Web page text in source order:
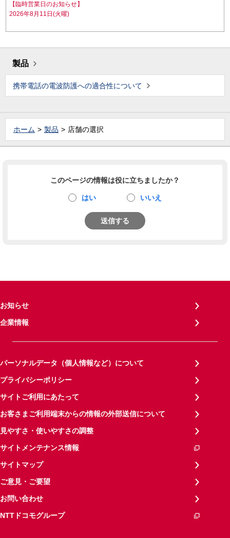
【臨時営業日のお知らせ】
2026年8月11日(火曜)
製品
携帯電話の電波防護への適合性について
ホーム 製品 店舗の選択
このページの情報は役に立ちましたか？
はい いいえ
送信する
お知らせ
企業情報
パーソナルデータ（個人情報など）について
プライバシーポリシー
サイトご利用にあたって
お客さまご利用端末からの情報の外部送信について
見やすさ・使いやすさの調整
サイトメンテナンス情報
サイトマップ
ご意見・ご要望
お問い合わせ
NTTドコモグループ